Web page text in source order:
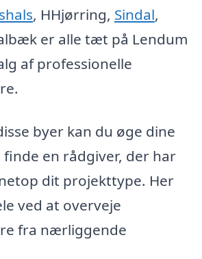
, HHjørring, Sindal,
er alle tæt på Lendum
af professionelle
byer kan du øge dine
en rådgiver, der har
dit projekttype. Her
ved at overveje
fra nærliggende